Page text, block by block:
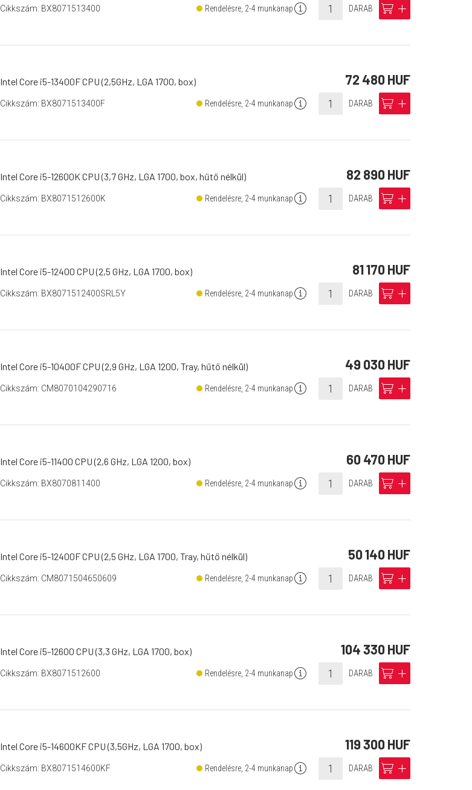
Cikkszám: BX8071513400 Rendelésre, 2-4 munkanapinfo DARAB cart add
Intel Core i5-13400F CPU (2,5GHz, LGA 1700, box) 72 480 HUF
Cikkszám: BX8071513400F Rendelésre, 2-4 munkanapinfo DARAB cart add
Intel Core i5-12600K CPU (3,7 GHz, LGA 1700, box, hűtő nélkül) 82 890 HUF
Cikkszám: BX8071512600K Rendelésre, 2-4 munkanapinfo DARAB cart add
Intel Core i5-12400 CPU (2,5 GHz, LGA 1700, box) 81 170 HUF
Cikkszám: BX8071512400SRL5Y Rendelésre, 2-4 munkanapinfo DARAB cart add
Intel Core i5-10400F CPU (2,9 GHz, LGA 1200, Tray, hűtő nélkül) 49 030 HUF
Cikkszám: CM8070104290716 Rendelésre, 2-4 munkanapinfo DARAB cart add
Intel Core i5-11400 CPU (2,6 GHz, LGA 1200, box) 60 470 HUF
Cikkszám: BX8070811400 Rendelésre, 2-4 munkanapinfo DARAB cart add
Intel Core i5-12400F CPU (2,5 GHz, LGA 1700, Tray, hűtő nélkül) 50 140 HUF
Cikkszám: CM8071504650609 Rendelésre, 2-4 munkanapinfo DARAB cart add
Intel Core i5-12600 CPU (3,3 GHz, LGA 1700, box) 104 330 HUF
Cikkszám: BX8071512600 Rendelésre, 2-4 munkanapinfo DARAB cart add
Intel Core i5-14600KF CPU (3,5GHz, LGA 1700, box) 119 300 HUF
Cikkszám: BX8071514600KF Rendelésre, 2-4 munkanapinfo DARAB cart add